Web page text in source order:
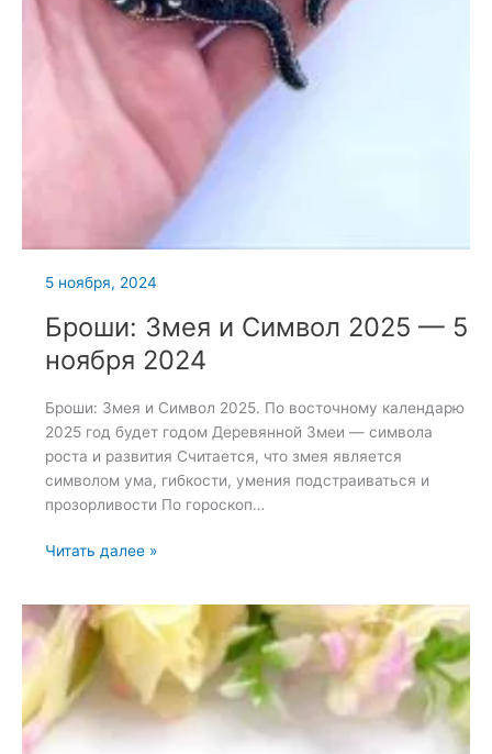
5 ноября, 2024
Броши: Змея и Символ 2025 — 5
ноября 2024
Броши: Змея и Символ 2025. По восточному календарю
2025 год будет годом Деревянной Змеи — символа
роста и развития Считается, что змея является
символом ума, гибкости, умения подстраиваться и
прозорливости По гороскоп…
Броши:
Символ
2025
ноября
2024
Читать далее »